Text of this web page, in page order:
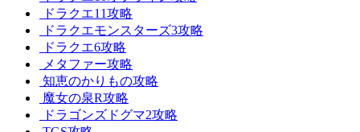
ドラクエ11攻略
ドラクエモンスターズ3攻略
ドラクエ6攻略
メタファー攻略
知恵のかりもの攻略
魔女の泉R攻略
ドラゴンズドグマ2攻略